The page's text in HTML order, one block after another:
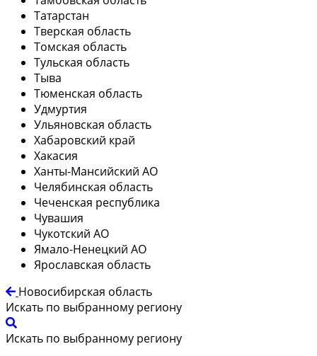
Татарстан
Тверская область
Томская область
Тульская область
Тыва
Тюменская область
Удмуртия
Ульяновская область
Хабаровский край
Хакасия
Ханты-Мансийский АО
Челябинская область
Чеченская республика
Чувашия
Чукотский АО
Ямало-Ненецкий АО
Ярославская область
Новосибирская область
Искать по выбранному региону
Искать по выбранному региону